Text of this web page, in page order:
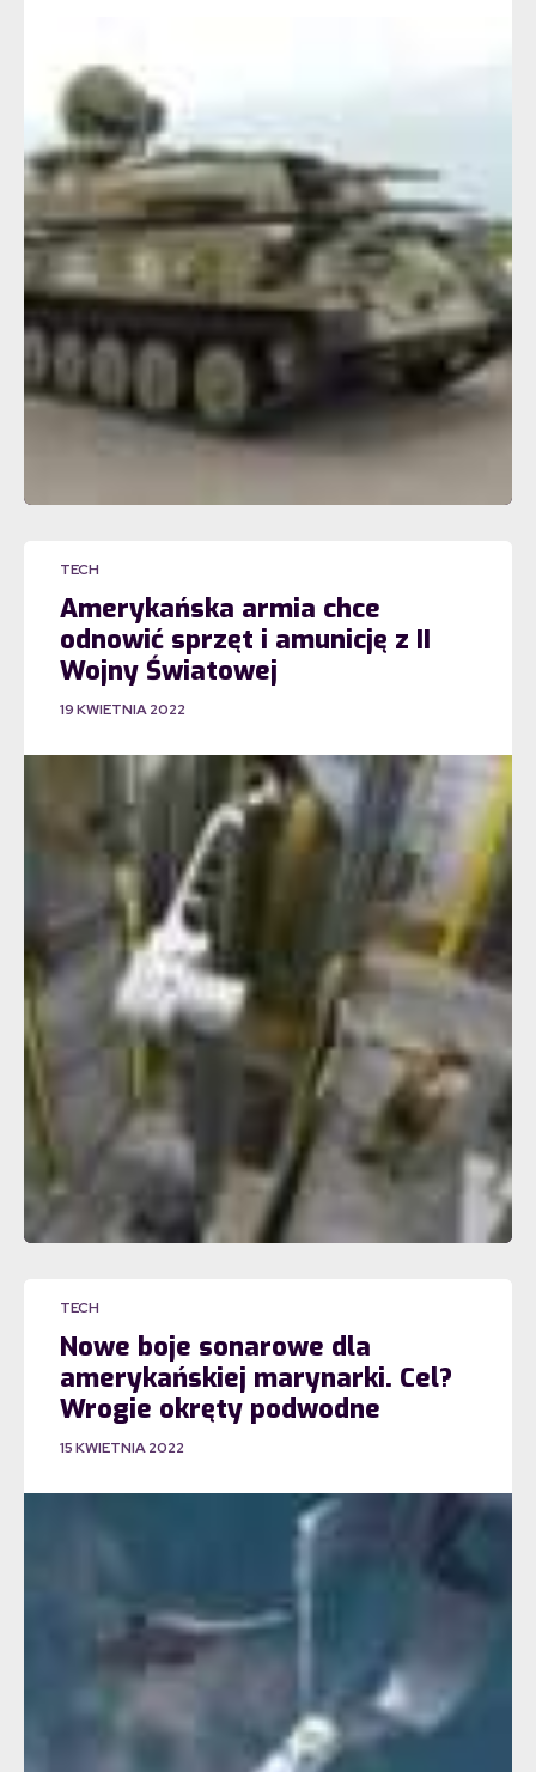
TECH
Amerykańska armia chce
odnowić sprzęt i amunicję z II
Wojny Światowej
19 KWIETNIA 2022
TECH
Nowe boje sonarowe dla
amerykańskiej marynarki. Cel?
Wrogie okręty podwodne
15 KWIETNIA 2022